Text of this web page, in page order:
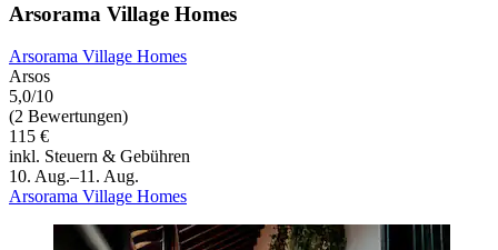
Arsorama Village Homes
Arsorama Village Homes
Arsos
5,0/10
(2 Bewertungen)
115 €
inkl. Steuern & Gebühren
10. Aug.–11. Aug.
Arsorama Village Homes